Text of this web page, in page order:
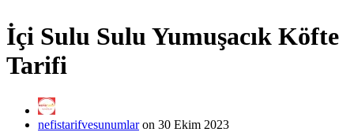
İçi Sulu Sulu Yumuşacık Köfte
Tarifi
nefistarifvesunumlaron 30 Ekim 2023